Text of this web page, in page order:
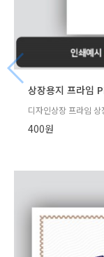
상장용지 프라임
디자인상장 프라임
400원